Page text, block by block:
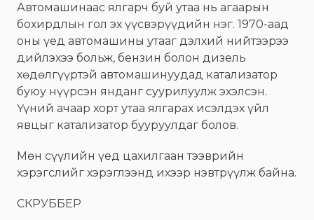
Автомашинаас ялгарч буй утаа нь агаарын
бохирдлын гол эх үүсвэрүүдийн нэг. 1970-аад
оны үед автомашины утааг дэлхий нийтээрээ
дийлэхээ больж, бензин болон дизель
хөдөлгүүртэй автомашинуудад катализатор
буюу нүүрсэн янданг суурилуулж эхэлсэн.
Үүний ачаар хорт утаа ялгарах исэлдэх үйл
явцыг катализатор бууруулдаг болов.
Мөн сүүлийн үед цахилгаан тээврийн
хэрэгслийг хэрэглээнд ихээр нэвтрүүлж байна.
СКРУББЕР